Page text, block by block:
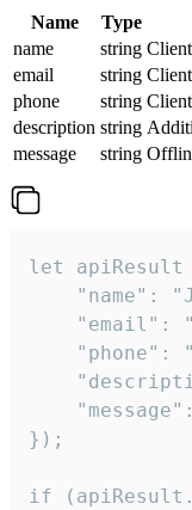
Name Type
name
string
email
string
phone
string
description string
message
string
let apiResult
"name":
"email":
"phone":
});
if